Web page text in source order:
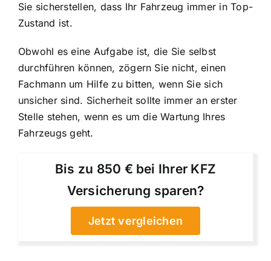
Sie sicherstellen, dass Ihr Fahrzeug immer in Top-
Zustand ist.
Obwohl es eine Aufgabe ist, die Sie selbst
durchführen können, zögern Sie nicht, einen
Fachmann um Hilfe zu bitten, wenn Sie sich
unsicher sind. Sicherheit sollte immer an erster
Stelle stehen, wenn es um die Wartung Ihres
Fahrzeugs geht.
Bis zu 850 € bei Ihrer KFZ
Versicherung sparen?
Jetzt vergleichen